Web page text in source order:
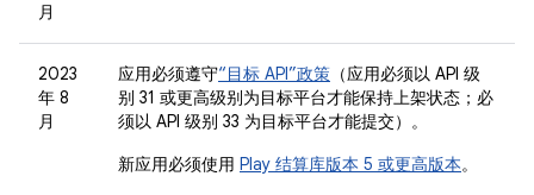
月
2023
年 8
月
应用必须遵守“目标 API”政策 （应用必须以 API 级
别 31 或更高级别为目标平台才能保持上架状态；必
须以 API 级别 33 为目标平台才能提交）。
新应用必须使用 Play 结算库版本 5 或更高版本。